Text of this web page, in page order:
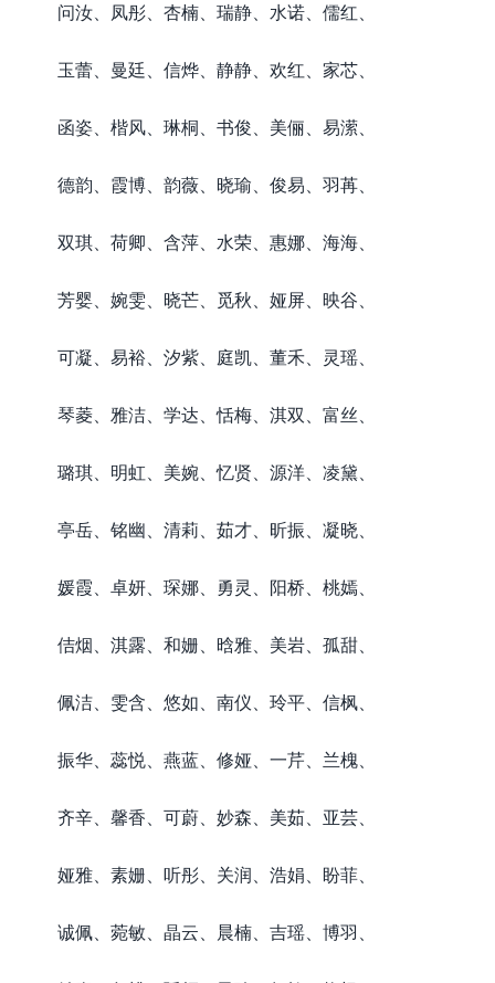
问汝、凤彤、杏楠、瑞静、水诺、儒红、
玉蕾、曼廷、信烨、静静、欢红、家芯、
函姿、楷风、琳桐、书俊、美俪、易潆、
德韵、霞博、韵薇、晓瑜、俊易、羽苒、
双琪、荷卿、含萍、水荣、惠娜、海海、
芳婴、婉雯、晓芒、觅秋、娅屏、映谷、
可凝、易裕、汐紫、庭凯、董禾、灵瑶、
琴菱、雅洁、学达、恬梅、淇双、富丝、
璐琪、明虹、美婉、忆贤、源洋、凌黛、
亭岳、铭幽、清莉、茹才、昕振、凝晓、
媛霞、卓妍、琛娜、勇灵、阳桥、桃嫣、
佶烟、淇露、和姗、晗雅、美岩、孤甜、
佩洁、雯含、悠如、南仪、玲平、信枫、
振华、蕊悦、燕蓝、修娅、一芹、兰槐、
齐辛、馨香、可蔚、妙森、美茹、亚芸、
娅雅、素姗、听彤、关润、浩娟、盼菲、
诚佩、菀敏、晶云、晨楠、吉瑶、博羽、